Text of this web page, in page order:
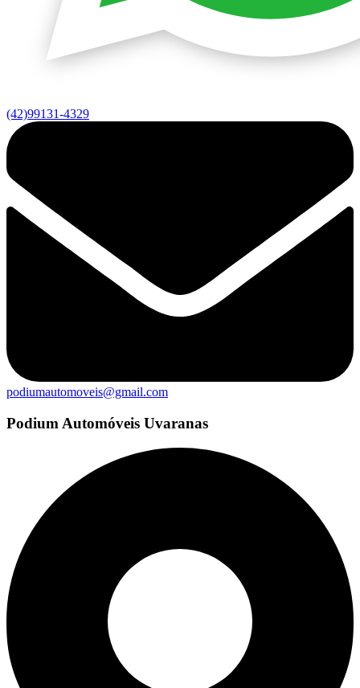
(42)99131-4329
podiumautomoveis@gmail.com
Podium Automóveis Uvaranas